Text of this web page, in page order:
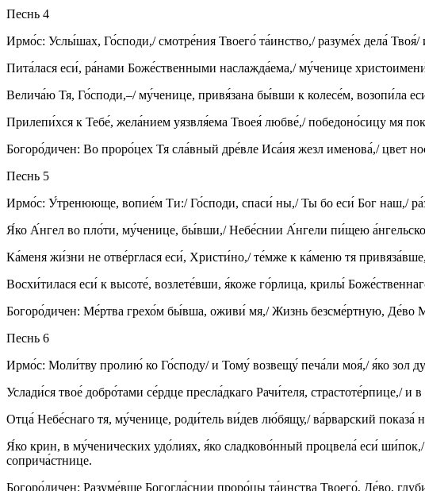
Песнь 4
Ирмо́с: Услы́шах, Го́споди,/ смотре́ния Твоего́ та́инство,/ разуме́х дела́ Твоя́/
Пита́лася еси́, ра́нами Боже́ственными наслажда́ема,/ му́ченице
Велича́ю Тя, Го́споди,–/ му́ченице, привя́зана бы́вши к колесе́м, возопи́ла
Прилепи́хся к Тебе́, жела́нием уязвля́ема Твоея́ любве́,/ победоно́сицу мя
Богоро́дичен: Во проро́цех Тя сла́вный дре́вле Иса́ия жезл именова́,/ цвет
Песнь 5
Ирмо́с: У́тренююще, вопие́м Ти:/ Го́споди, спаси́ ны,/ Ты бо еси́ Бог наш,/
Я́ко А́нгел во пло́ти, му́ченице, бы́вши,/ Небе́снии А́нгели пи́щею
Ка́меня жи́зни не отве́рглася еси́, Христи́но,/ те́мже к ка́меню тя
Восхи́тилася еси́ к высоте́, возлете́вши, я́коже го́рлица, крилы́
Богоро́дичен: Ме́ртва грехо́м бы́вша, оживи́ мя,/ Жизнь безсме́ртную, Де́во
Песнь 6
Ирмо́с: Моли́тву пролию́ ко Го́споду/ и Тому́ возвещу́ печа́ли моя́,/ я́ко зол
Услади́ся твое́ добро́тами се́рдце пресла́дкаго Рачи́теля,
Отца́ Небе́снаго тя, му́ченице, роди́тель ви́дев лю́бящу,/ ва́рварский
Я́ко крин, в му́ченических удо́лиях, я́ко сладково́нный процвела́ еси́
соприча́стнице.
Богоро́дичен: Разуме́вше Богогла́снии проро́цы та́инства Твоего́, Де́во,